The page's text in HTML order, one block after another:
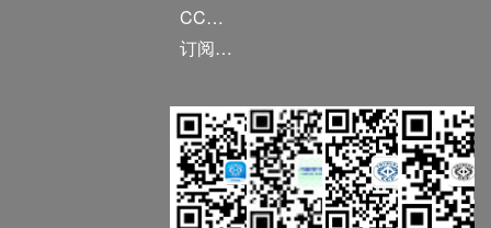
CCF DL Focus
订阅《计算》